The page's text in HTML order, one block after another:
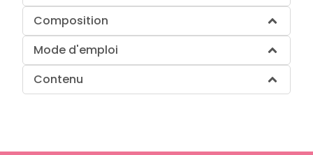
Composition
Mode d'emploi
Contenu